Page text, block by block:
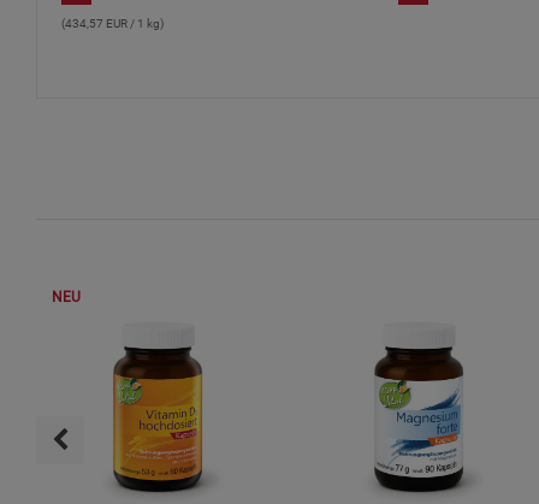
(434,57 EUR / 1 kg)
NEU